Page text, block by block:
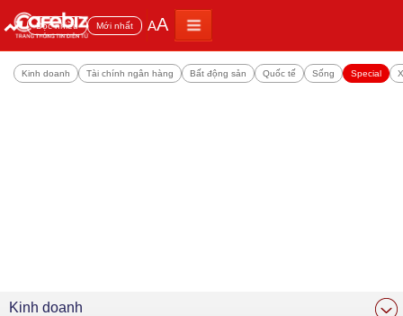
Đọc nhiều Mới nhất AA
Kinh doanh Tài chính ngân hàng Bất động sản Quốc tế Sống Special
Kinh doanh